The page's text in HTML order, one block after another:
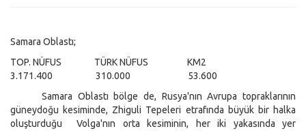
Samara Oblastı;
TOP. NÜFUS TÜRK NÜFUS KM2
3.171.400 310.000 53.600
Samara Oblastı bölge de, Rusya'nın Avrupa topraklarının
güneydoğu kesiminde, Zhiguli Tepeleri etrafında büyük bir halka
oluşturduğu Volga'nın orta kesiminin, her iki yakasında yer